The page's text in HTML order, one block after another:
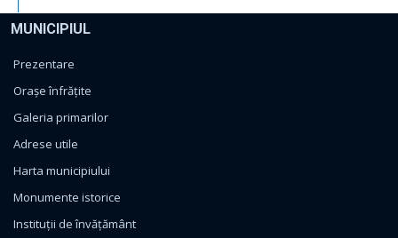
MUNICIPIUL
Prezentare
Orașe înfrățite
Galeria primarilor
Adrese utile
Harta municipiului
Monumente istorice
Instituții de învățământ